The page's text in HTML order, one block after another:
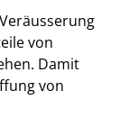
von
Damit
von